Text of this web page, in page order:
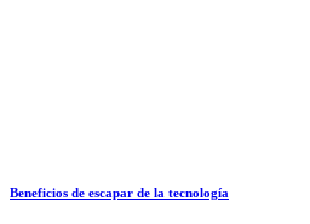
Beneficios de escapar de la tecnología